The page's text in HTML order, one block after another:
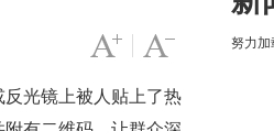
字号变小
光镜上被人贴上了热
努力加